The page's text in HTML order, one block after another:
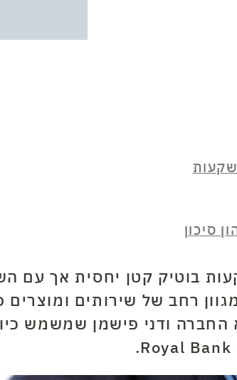
סיכון
בוטיק קטן יחסית אך עם
רחב של שירותים ומוצרים
החברה ודני פישמן שמשמש
.Royal Bank